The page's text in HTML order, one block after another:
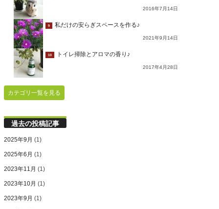
2016年7月14日
9 私だけの安らぎスペースを作る♪
2021年9月14日
10 トイレ掃除とアロマの香り♪
2017年4月28日
カテゴリ一覧を見る
過去の投稿記事
2025年9月 (1)
2025年6月 (1)
2023年11月 (1)
2023年10月 (1)
2023年9月 (1)